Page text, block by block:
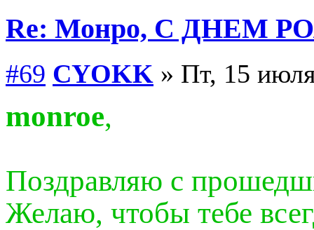
Re: Монро, С ДНЕМ
#69 CYOKK » Пт, 15
monroe,
Поздравляю с
Желаю, чтобы тебе